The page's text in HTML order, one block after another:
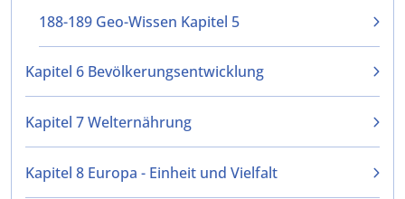
188-189 Geo-Wissen Kapitel 5
Kapitel 6 Bevölkerungsentwicklung
Kapitel 7 Welternährung
Kapitel 8 Europa - Einheit und Vielfalt